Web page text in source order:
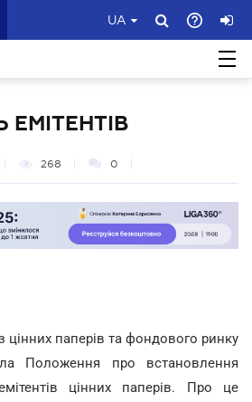
UA
ЕМІТЕНТІВ
268 0
цінних паперів та фондового ринку
Положення про встановлення
цінних паперів. Про це